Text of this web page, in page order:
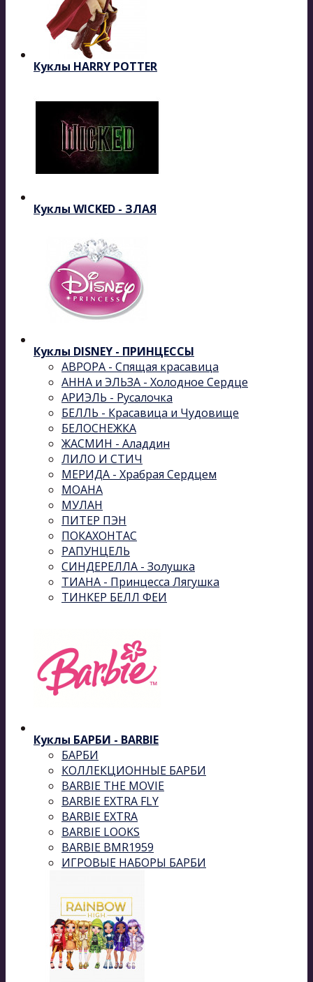
Куклы HARRY POTTER
Куклы WICKED - ЗЛАЯ
Куклы DISNEY - ПРИНЦЕССЫ
АВРОРА - Спящая красавица
АННА и ЭЛЬЗА - Холодное Сердце
АРИЭЛЬ - Русалочка
БЕЛЛЬ - Красавица и Чудовище
БЕЛОСНЕЖКА
ЖАСМИН - Аладдин
ЛИЛО И СТИЧ
МЕРИДА - Храбрая Сердцем
МОАНА
МУЛАН
ПИТЕР ПЭН
ПОКАХОНТАС
РАПУНЦЕЛЬ
СИНДЕРЕЛЛА - Золушка
ТИАНА - Принцесса Лягушка
ТИНКЕР БЕЛЛ ФЕИ
Куклы БАРБИ - BARBIE
БАРБИ
КОЛЛЕКЦИОННЫЕ БАРБИ
BARBIE THE MOVIE
BARBIE EXTRA FLY
BARBIE EXTRA
BARBIE LOOKS
BARBIE BMR1959
ИГРОВЫЕ НАБОРЫ БАРБИ